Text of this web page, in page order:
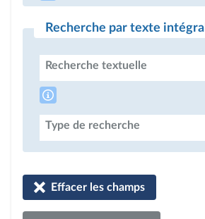
Recherche par texte intégral
Recherche textuelle
Type de recherche
Effacer les champs